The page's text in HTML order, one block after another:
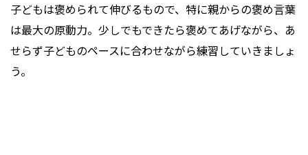
子どもは褒められて伸びるもので、特に親からの褒め言葉
は最大の原動力。少しでもできたら褒めてあげながら、あ
せらず子どものペースに合わせながら練習していきましょ
う。